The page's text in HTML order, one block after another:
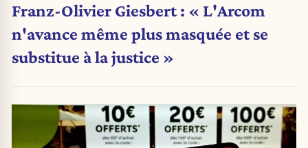
Franz-Olivier Giesbert : « L'Arcom
n'avance même plus masquée et se
substitue à la justice »